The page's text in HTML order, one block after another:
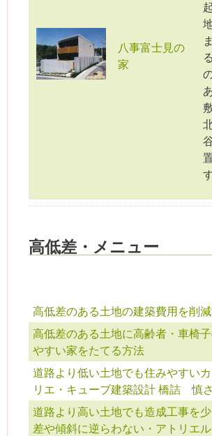
八事富士見の
家
高低差・メニュー
高低差のある土地の建築費用を削
高低差のある土地に高齢者・車椅
やすい家をたてる方法
道路より低い土地でも住みやすい
リエ・キューブ建築設計 橋詰 慎
道路より高い土地でも造成工事を
差や傾斜に逆らわない・アトリエ